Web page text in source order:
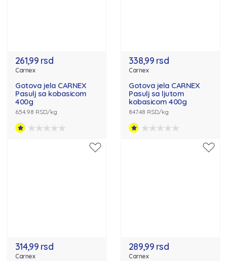
261,99 rsd
Carnex
Gotova jela CARNEX
Pasulj sa kobasicom
400g
654.98 RSD/kg
338,99 rsd
Carnex
Gotova jela CARNEX
Pasulj sa ljutom
kobasicom 400g
847.48 RSD/kg
314,99 rsd
Carnex
289,99 rsd
Carnex